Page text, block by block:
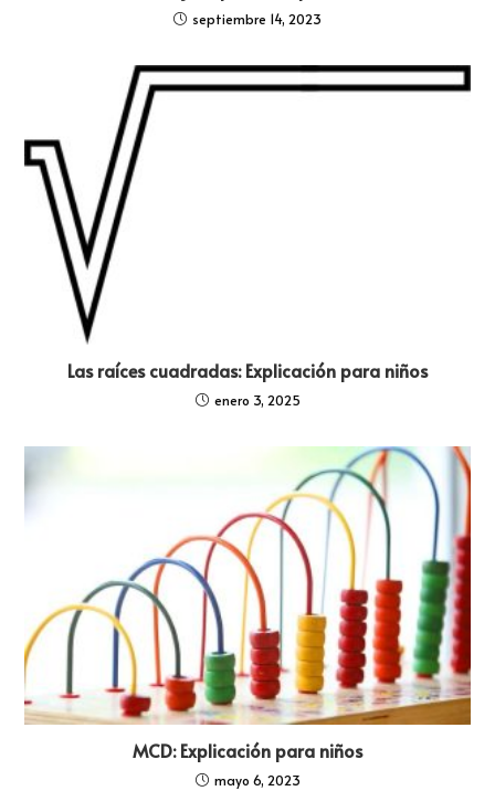
septiembre 14, 2023
Las raíces cuadradas: Explicación para niños
enero 3, 2025
MCD: Explicación para niños
mayo 6, 2023